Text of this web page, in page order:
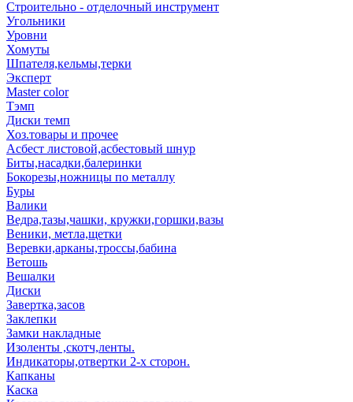
Строительно - отделочный инструмент
Угольники
Уровни
Хомуты
Шпателя,кельмы,терки
Эксперт
Master color
Тэмп
Диски темп
Хоз.товары и прочее
Асбест листовой,асбестовый шнур
Биты,насадки,балеринки
Бокорезы,ножницы по металлу
Буры
Валики
Ведра,тазы,чашки, кружки,горшки,вазы
Веники, метла,щетки
Веревки,арканы,троссы,бабина
Ветошь
Вешалки
Диски
Завертка,засов
Заклепки
Замки накладные
Изоленты ,скотч,ленты.
Индикаторы,отвертки 2-х сторон.
Капканы
Каска